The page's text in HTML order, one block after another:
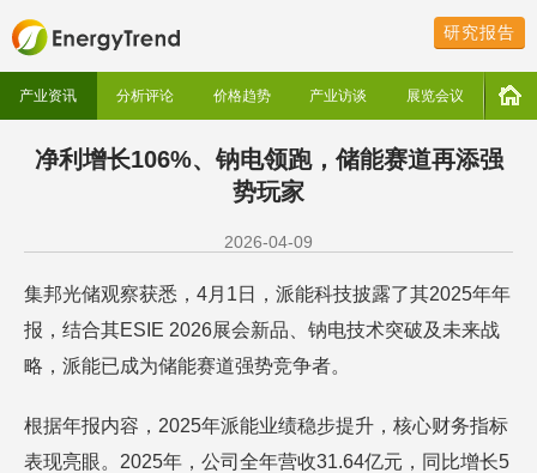
研究报告
产业资讯 分析评论 价格趋势 产业访谈 展览会议
净利增长106%、钠电领跑，储能赛道再添强
势玩家
2026-04-09
集邦光储观察获悉，4月1日，派能科技披露了其2025年年
报，结合其ESIE 2026展会新品、钠电技术突破及未来战
略，派能已成为储能赛道强势竞争者。
根据年报内容，2025年派能业绩稳步提升，核心财务指标
表现亮眼。2025年，公司全年营收31.64亿元，同比增长5